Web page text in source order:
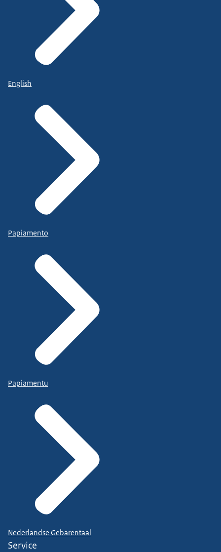
English
Papiamento
Papiamentu
Nederlandse Gebarentaal
Service